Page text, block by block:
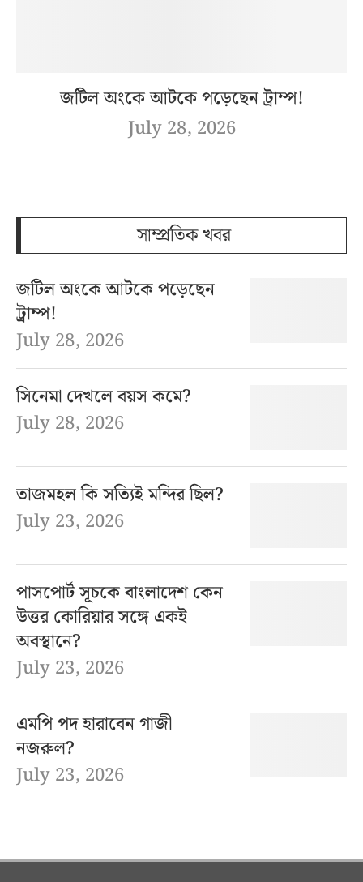
জটিল অংকে আটকে পড়েছেন ট্রাম্প!
July 28, 2026
সাম্প্রতিক খবর
জটিল অংকে আটকে পড়েছেন
ট্রাম্প!
July 28, 2026
সিনেমা দেখলে বয়স কমে?
July 28, 2026
তাজমহল কি সত্যিই মন্দির ছিল?
July 23, 2026
পাসপোর্ট সূচকে বাংলাদেশ কেন
উত্তর কোরিয়ার সঙ্গে একই
অবস্থানে?
July 23, 2026
এমপি পদ হারাবেন গাজী
নজরুল?
July 23, 2026